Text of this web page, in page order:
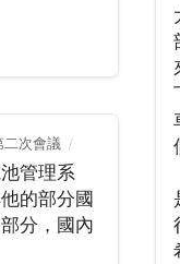
次會議
管理系
的部分國
分，國內